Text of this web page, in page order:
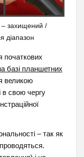
– захищений /
діапазон
початкових
базі планшетних
великою
в свою чергу
– так як